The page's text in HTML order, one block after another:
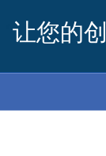
让您的